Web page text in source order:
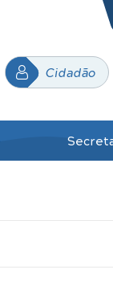
Cidadão